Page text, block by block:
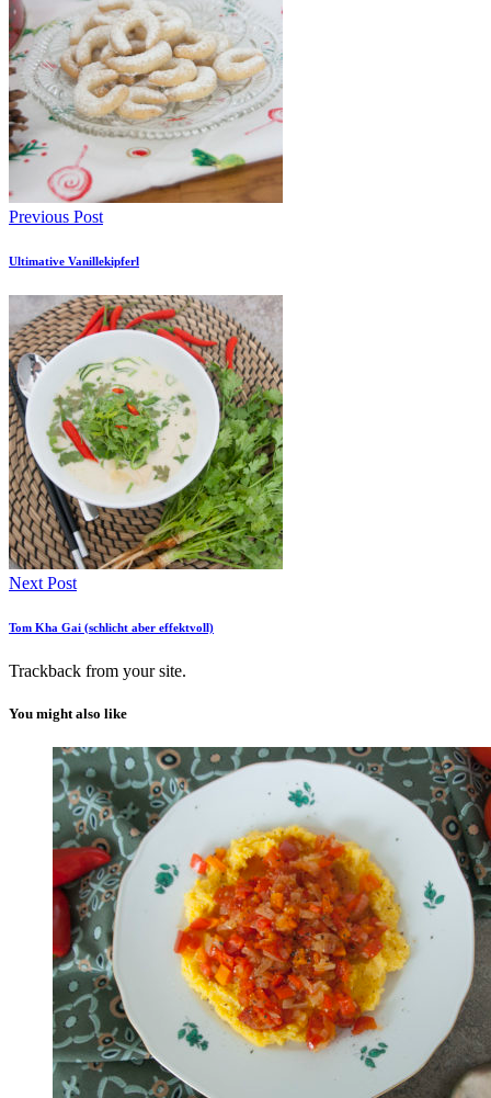
Previous Post
Ultimative Vanillekipferl
Next Post
Tom Kha Gai (schlicht aber effektvoll)
Trackback from your site.
You might also like